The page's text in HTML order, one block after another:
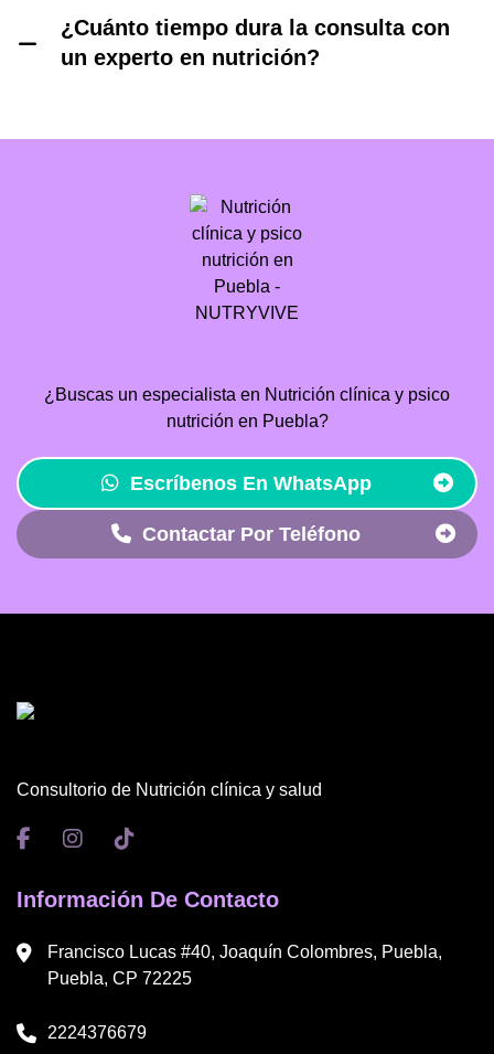
¿Cuánto tiempo dura la consulta con
un experto en nutrición?
¿Buscas un especialista en Nutrición clínica y psico
nutrición en Puebla?
Escríbenos En WhatsApp
Contactar Por Teléfono
Consultorio de Nutrición clínica y salud
Información De Contacto
Francisco Lucas #40, Joaquín Colombres, Puebla,
Puebla, CP 72225
2224376679